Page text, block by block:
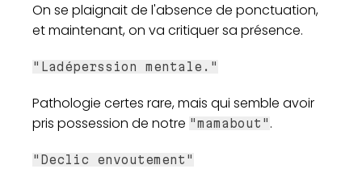
On se plaignait de l'absence de ponctuation,
et maintenant, on va critiquer sa présence.
"Ladéperssion mentale."
Pathologie certes rare, mais qui semble avoir
pris possession de notre "mamabout" .
"Declic envoutement"